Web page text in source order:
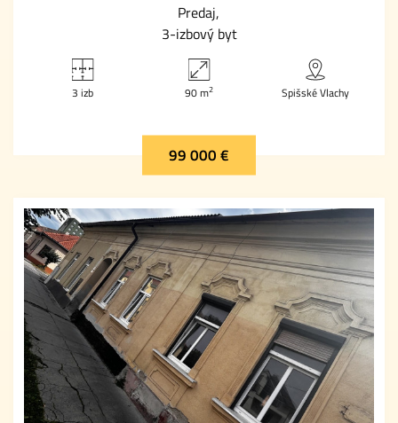
Predaj
3-izbový byt
3 izb 90 m2 Spišské Vlachy
99 000 €